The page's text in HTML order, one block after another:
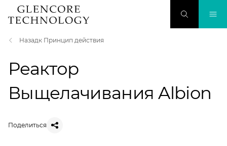
Назадк Принцип действия
Реактор
Выщелачивания Albion
Поделиться